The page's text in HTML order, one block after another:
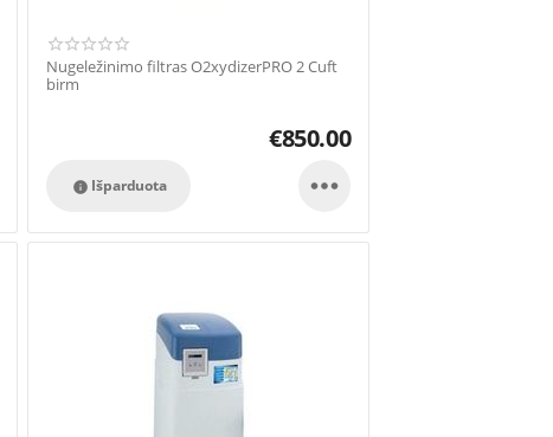
Nugeležinimo filtras O2xydizerPRO 2 Cuft
birm
€850.00
Išparduota
 